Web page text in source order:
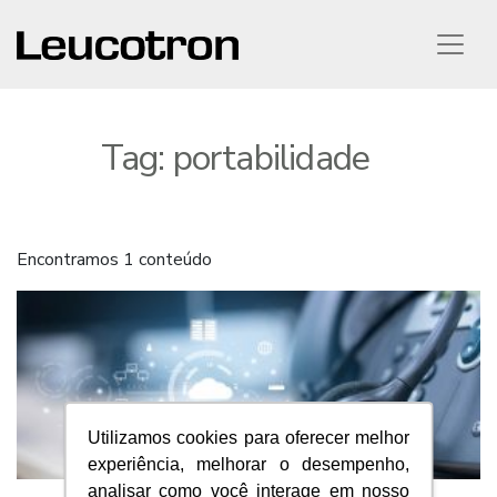
Utilizamos cookies para oferecer melhor
experiência, melhorar o desempenho,
analisar como você interage em nosso
Tag: portabilidade
Encontramos 1 conteúdo